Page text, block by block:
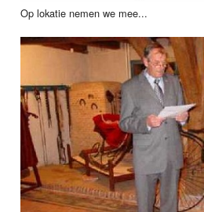
Op lokatie nemen we mee...